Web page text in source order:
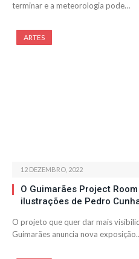
terminar e a meteorologia pode…
ARTES
12 DEZEMBRO, 2022
O Guimarães Project
ilustrações de Pedro
O projeto que quer dar mais
Guimarães anuncia nova